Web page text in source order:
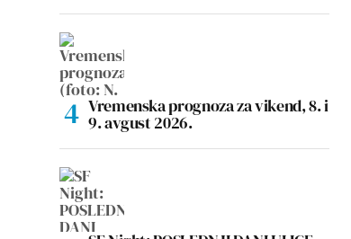
Vremenska prognoza za vikend, 8. i
9. avgust 2026.